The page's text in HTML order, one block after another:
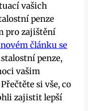
vašich
penze
pro zajištění
článku se
penze,
vašim
si vše, co
zajistit lepší